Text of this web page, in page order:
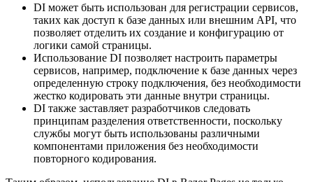
DI может быть использован для регистрации сервисов,
таких как доступ к базе данных или внешним API, что
позволяет отделить их создание и конфигурацию от
логики самой страницы.
Использование DI позволяет настроить параметры
сервисов, например, подключение к базе данных через
определенную строку подключения, без необходимости
жестко кодировать эти данные внутри страницы.
DI также заставляет разработчиков следовать
принципам разделения ответственности, поскольку
службы могут быть использованы различными
компонентами приложения без необходимости
повторного кодирования.